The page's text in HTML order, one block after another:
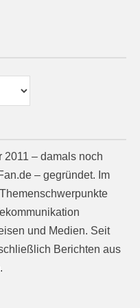
2011 – damals noch
– gegründet. Im
und Medien. Seit
Berichten aus